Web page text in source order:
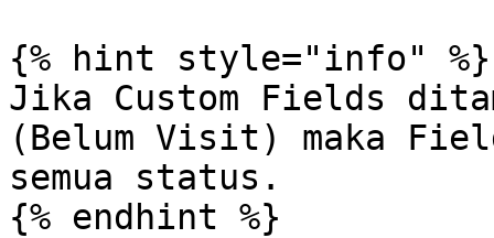
{% hint style="info" %}
Jika Custom Fields
(Belum Visit) maka
semua status.
{% endhint %}